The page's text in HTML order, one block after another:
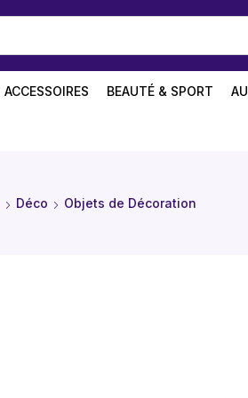
ACCESSOIRES BEAUTÉ & SPORT
Déco Objets de Décoration